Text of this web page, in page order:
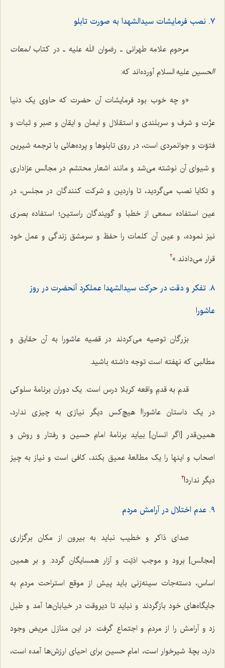
٧. نصب فرمایشات سیدالشهدا به صورت تابلو
مرحوم علامه طهرانی ـ رضوان اللَه علیه ـ در کتابلمعات
الحسین علیه السلام آورده‌اند که:
«و چه خوب بود فرمایشات آن حضرت که حاوی یک دنیا
عزّت و شرف و سربلندی و استقلال و ایمان و ایقان و صبر و ثبات و
فتوّت و جوانمردی است، در روی تابلوها و پرده‌هائی با ترجمه شیرین
و شیوای آن نوشته می‌شد و مانند اشعار محتشم در مجالس عزاداری
و تکایا نصب می‌گردید، تا واردین و شرکت کنندگان در مجلس، در
عین استفاده سمعی از خطبا و گویندگان راستین؛ استفاده بصری
نیز نموده، و عین آن کلمات را حفظ و سرمشق زندگی و عمل خود
قرار می‌دادند.»2
٨. تفکر و دقت در حرکت سیدالشهدا عملکرد آنحضرت در روز
عاشورا
بزرگان توصیه می‌کردند در قضیه عاشورا به آن حقایق و
مطالبی که نهفته است توجه داشته باشید.
قدم به قدمِ واقعه کربلا درس است. یک دوران برنامۀ سلوکی
در یک داستان عاشورا! هیچ‌کس دیگر نیازی به چیزی ندارد،
همین‌قدر [اگر انسان] بیاید برنامۀ امام حسین و رفتار و روش و
اصحاب و اینها را یک مطالعۀ عمیق بکند، کافی است و نیاز به چیز
دیگر ندارد!3
٩. عدم اختلال در آرامش مردم
صدای ذاکر و خطیب نباید به بیرون از مکان برگزاری
[مجالس] برود و موجب اذیّت و آزار همسایگان گردد. و بر همین
اساس، دسته‌جات سینه‌زنی باید پیش از موقع استراحت مردم به
جایگاه‌های خود بازگردند و نباید تا دیروقت در خیابان‌ها آمد و طبل
زد و آرامش را از مردم و اجتماع گرفت. در این منازل مریض وجود
دارد، بچۀ شیرخوار است، امام حسین برای احیای ارزش‌ها آمده است،